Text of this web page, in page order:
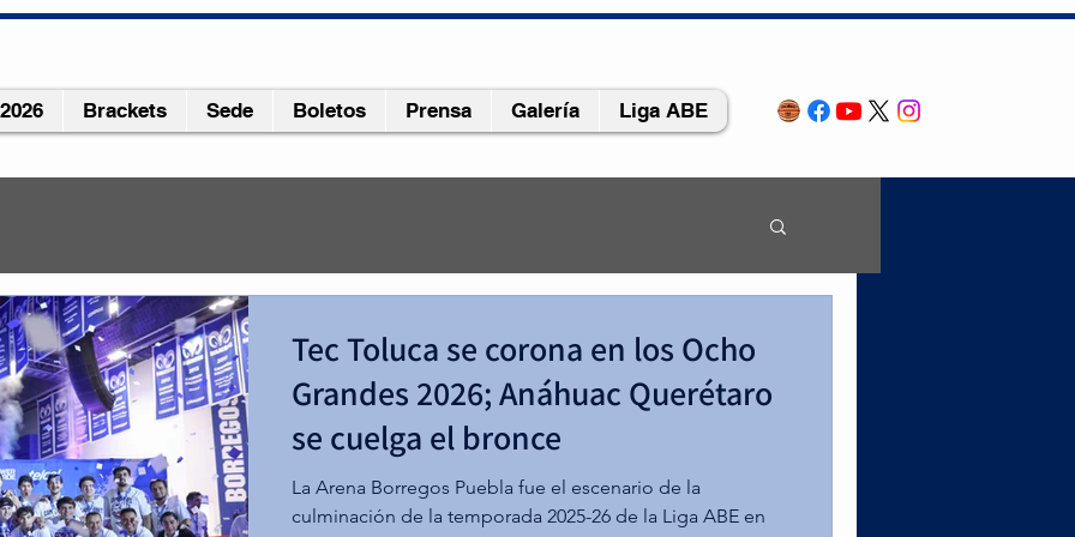
Brackets Sede Boletos Prensa Galería Liga ABE
cuarto! Tec Hidalgo se prepara
Grandes 2023
20232 min de lectura
varonil del Tec campus Hidalgo participará en los Ocho Grandes, el
universitario de la liga ABE, que inicia el 25 de abril en la universidad
Tec Toluca se corona en los Ocho
Grandes 2026; Anáhuac Querétaro
se cuelga el bronce
La Arena Borregos Puebla fue el escenario de la
culminación de la temporada 2025-26 de la Liga ABE en